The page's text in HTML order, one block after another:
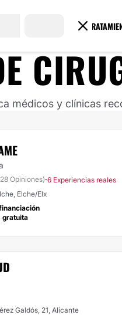
médicos y clínicas
Opiniones)·6 Experiencias reales
Elche/Elx
gratuita
Galdós, 21, Alicante